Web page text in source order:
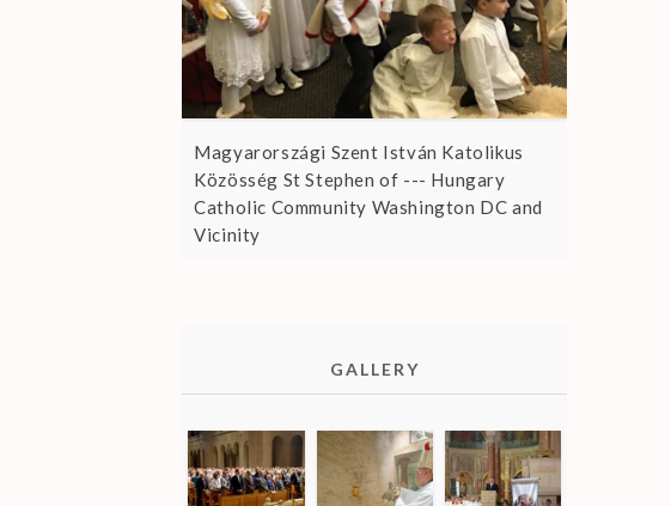
Magyarországi Szent István Katolikus
Közösség St Stephen of --- Hungary
Catholic Community Washington DC and
Vicinity
GALLERY